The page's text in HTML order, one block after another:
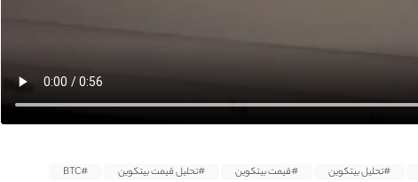
#تحلیل بیتکوین #قیمت بیتکوین #تحلیل قیمت بیتکوین
#BTC